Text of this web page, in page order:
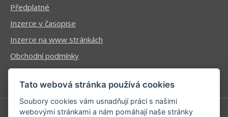
Předplatné
Inzerce v časopise
Inzerce na www stránkách
Obchodní podmínky
Ochrana osobních údajů
Tato webová stránka používá cookies
Soubory cookies vám usnadňují práci s našimi
webovými stránkami a nám pomáhají naše stránky